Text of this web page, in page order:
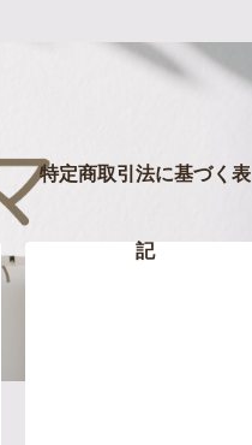
特定商取引法に基づく表
記